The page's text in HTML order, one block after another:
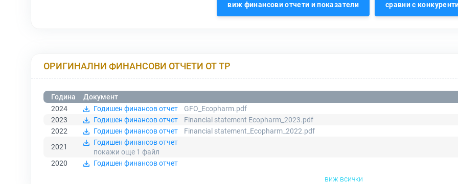
виж финансови отчети и показатели сравни с
ОРИГИНАЛНИ ФИНАНСОВИ ОТЧЕТИ ОТ ТР
Година
Документ
2024
Годишен финансов отчет
GFO_Ecopharm.pdf
2023
Годишен финансов отчет
Financial statement Ecopharm_2023.pdf
2022
Годишен финансов отчет
Financial statement_Ecopharm_2022.pdf
2021
Годишен финансов отчет
покажи още 1 файл
2020
Годишен финансов отчет
виж всички